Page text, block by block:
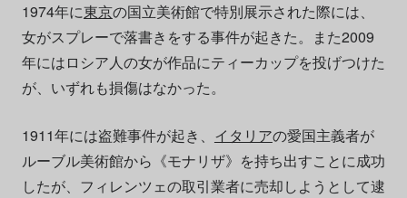
1974年に東京の国立美術館で特別展示された際には、
女がスプレーで落書きをする事件が起きた。また2009
年にはロシア人の女が作品にティーカップを投げつけた
が、いずれも損傷はなかった。
1911年には盗難事件が起き、 イタリアの愛国主義者が
ルーブル美術館から《モナリザ》を持ち出すことに成功
したが、フィレンツェの取引業者に売却しようとして逮